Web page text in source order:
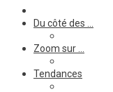
Du côté des …
Zoom sur …
Tendances